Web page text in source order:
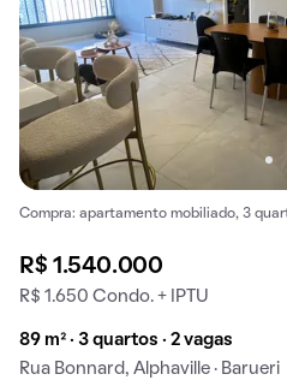
Compra: apartamento mobiliado, 3
R$ 1.540.000
R$ 1.650 Condo. + IPTU
89 m² · 3 quartos · 2 vagas
Rua Bonnard, Alphaville · Barueri